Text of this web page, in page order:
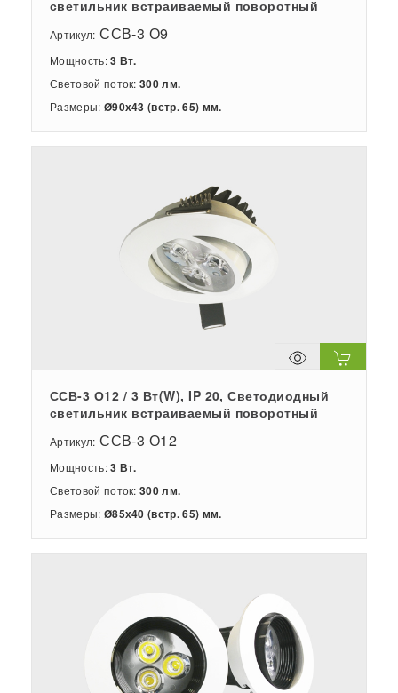
светильник встраиваемый поворотный
Артикул: ССВ-3 О9
Мощность:3 Вт.
Световой поток:300 лм.
Размеры: Ø90х43 (встр. 65) мм.
ССВ-3 О12 / 3 Вт(W), IP 20, Светодиодный
светильник встраиваемый поворотный
Артикул: ССВ-3 О12
Мощность:3 Вт.
Световой поток:300 лм.
Размеры: Ø85х40 (встр. 65) мм.